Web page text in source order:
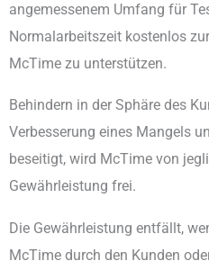
angemessenem Umfang für
Normalarbeitszeit kostenlos
McTime zu unterstützen.
Behindern in der Sphäre des
Verbesserung eines Mangels
beseitigt, wird McTime von
Gewährleistung frei.
Die Gewährleistung entfällt,
McTime durch den Kunden